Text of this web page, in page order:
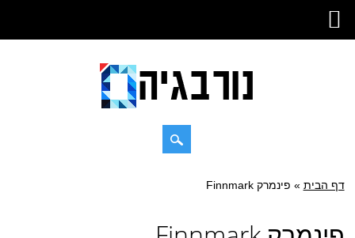
Main menu
Skip
דף הבית » פינמרק Finnmark